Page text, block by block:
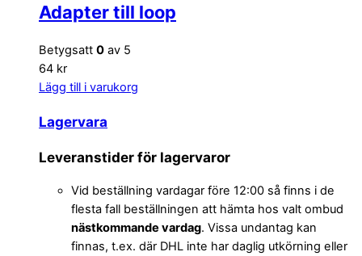
Adapter till loop
Betygsatt 0 av 5
64 kr
Lägg till i varukorg
Lagervara
Leveranstider för lagervaror
Vid beställning vardagar före 12:00 så finns i de
flesta fall beställningen att hämta hos valt ombud
nästkommande vardag. Vissa undantag kan
finnas, t.ex. där DHL inte har daglig utkörning eller